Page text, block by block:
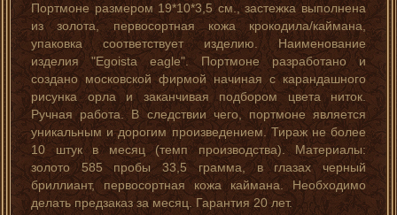
Портмоне размером 19*10*3,5 см., застежка выполнена
из золота, первосортная кожа крокодила/каймана,
упаковка соответствует изделию. Наименование
изделия "Egoista eagle". Портмоне разработано и
создано московской фирмой начиная с карандашного
рисунка орла и заканчивая подбором цвета ниток.
Ручная работа. В следствии чего, портмоне является
уникальным и дорогим произведением. Тираж не более
10 штук в месяц (темп производства). Материалы:
золото 585 пробы 33,5 грамма, в глазах черный
бриллиант, первосортная кожа каймана. Необходимо
делать предзаказ за месяц. Гарантия 20 лет.